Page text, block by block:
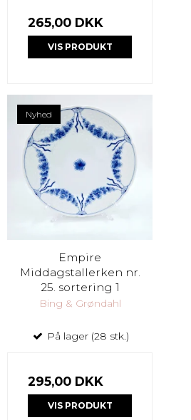
265,00 DKK
VIS PRODUKT
Nyhed
Empire
Middagstallerken nr.
25. sortering 1
Bing & Grøndahl
På lager (28 stk.)
295,00 DKK
VIS PRODUKT